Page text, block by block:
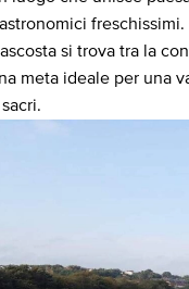
si trova tra la
meta ideale per una